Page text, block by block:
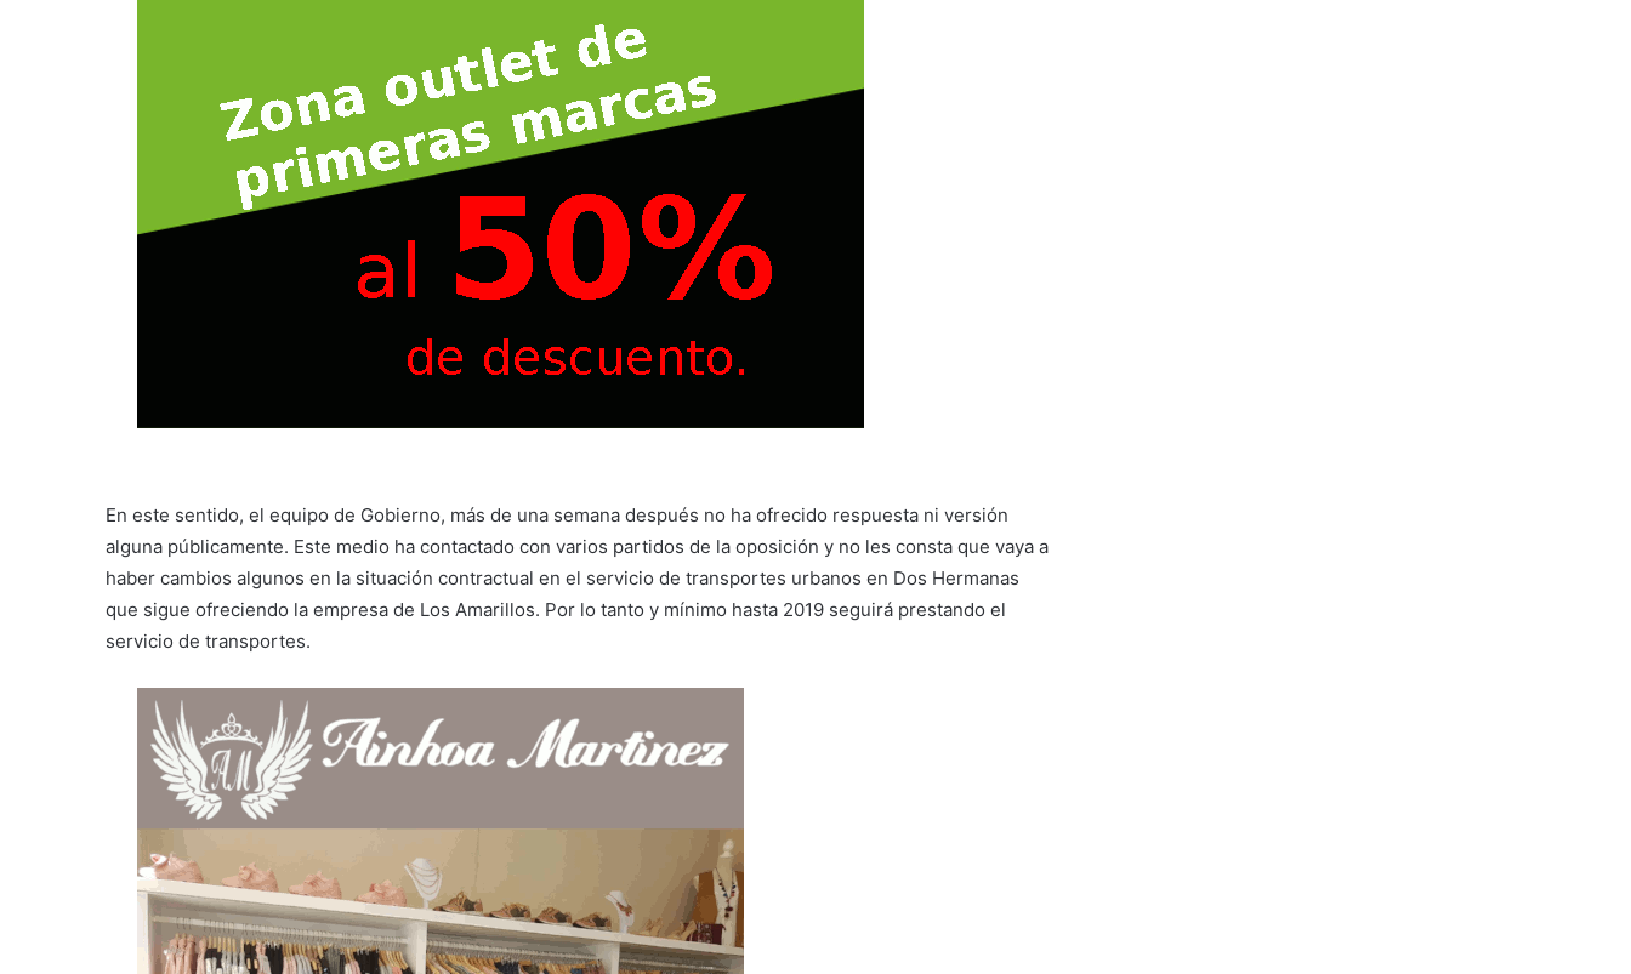
En este sentido, el equipo de Gobierno, más de una semana después no ha ofrecido respuesta ni versión
alguna públicamente. Este medio ha contactado con varios partidos de la oposición y no les consta que vaya a
haber cambios algunos en la situación contractual en el servicio de transportes urbanos en Dos Hermanas
que sigue ofreciendo la empresa de Los Amarillos. Por lo tanto y mínimo hasta 2019 seguirá prestando el
servicio de transportes.